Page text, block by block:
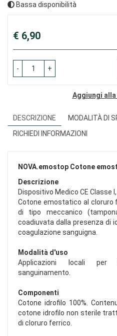
Bassa disponibilità
Prezzo
€ 6,90
- +
Aggiungi
DESCRIZIONE
MODALITÀ DI
RICHIEDI INFORMAZIONI
NOVA.emostop Cotone
Descrizione
Dispositivo Medico CE Classe
Cotone emostatico al cloruro
di tipo meccanico
coadiuvata dalla presenza di
coagulazione sanguigna.
Modalità d'uso
Applicazioni locali per
sanguinamento.
Componenti
Cotone idrofilo 100%.
cotone idrofilo non sterile
di cloruro ferrico.